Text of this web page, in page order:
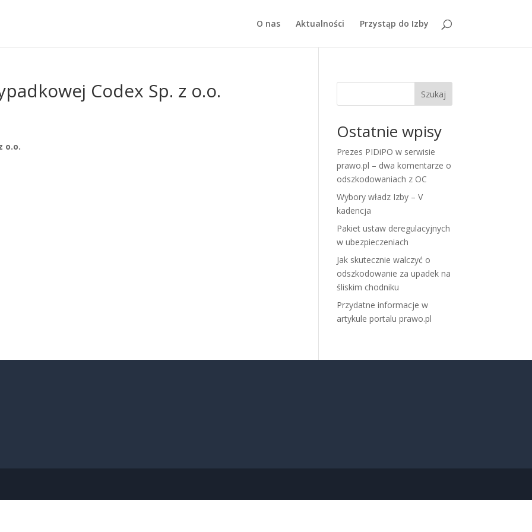
O nas Aktualności Przystąp do Izby
Codex Sp. z o.o.
o.o.
Szukaj
Ostatnie wpisy
Prezes PIDiPO w serwisie
prawo.pl – dwa komentarze o
odszkodowaniach z OC
Wybory władz Izby – V
kadencja
Pakiet ustaw deregulacyjnych
w ubezpieczeniach
Jak skutecznie walczyć o
odszkodowanie za upadek na
śliskim chodniku
Przydatne informacje w
artykule portalu prawo.pl